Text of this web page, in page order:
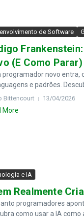
de Software
(E Como Parar)
programador novo entra,
e padrões.
Bittencourt 13/04/2026
More
e IA
Realmente
programadores
como usar a IA como